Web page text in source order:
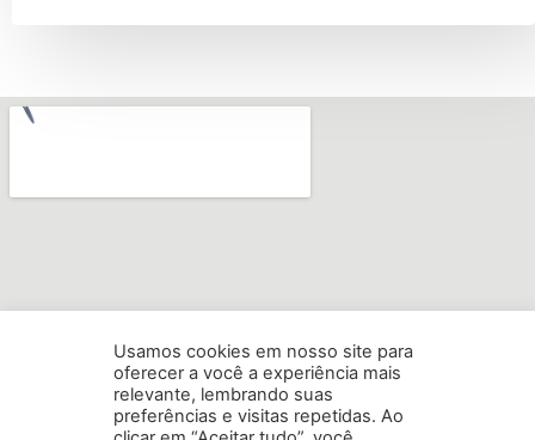
Usamos cookies em nosso site para
oferecer a você a experiência mais
relevante, lembrando suas
preferências e visitas repetidas. Ao